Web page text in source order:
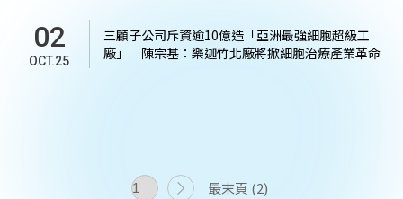
02
OCT.25
三顧子公司斥資逾10億造「亞洲最強細胞超級工
廠」 陳宗基：樂迦竹北廠將掀細胞治療產業革命
最末頁 (2)